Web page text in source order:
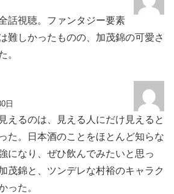
話視聴。ファンタジー要素
難しかったものの、加茂錦の可愛さ
。
日
えるのは、見える人にだけ見えると
た。日本酒のことをほとんど知らな
になり、ぜひ飲んでみたいと思っ
茂錦と、ツンデレな村裕のキャラク
った。